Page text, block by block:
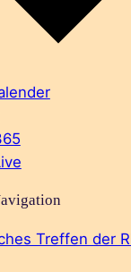
Treffen der